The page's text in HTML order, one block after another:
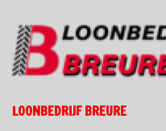
LOONBEDRIJF BREURE